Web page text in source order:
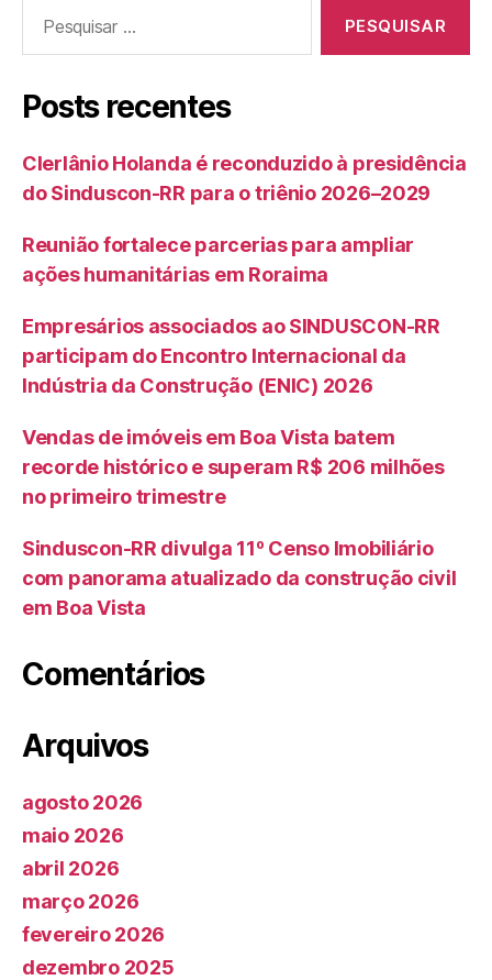
por:
Posts recentes
Clerlânio Holanda é reconduzido à presidência
do Sinduscon-RR para o triênio 2026–2029
Reunião fortalece parcerias para ampliar
ações humanitárias em Roraima
Empresários associados ao SINDUSCON-RR
participam do Encontro Internacional da
Indústria da Construção (ENIC) 2026
Vendas de imóveis em Boa Vista batem
recorde histórico e superam R$ 206 milhões
no primeiro trimestre
Sinduscon-RR divulga 11º Censo Imobiliário
com panorama atualizado da construção civil
em Boa Vista
Comentários
Arquivos
agosto 2026
maio 2026
abril 2026
março 2026
fevereiro 2026
dezembro 2025